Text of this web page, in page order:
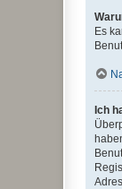
Es
Ich